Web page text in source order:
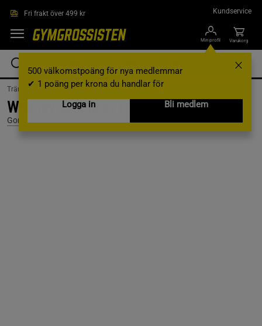
Fri frakt över 499 kr Kundservice
Min profil
500 välkomstpoäng för nya medlemmar
✔ 1 poäng per krona du handlar för
Logga in
Bli medlem
Varukorg
Träningskläder / Träningskläder Dam /Träningstights
Whitney Seamless Leggings, Black, XS/S
Gorilla Wear